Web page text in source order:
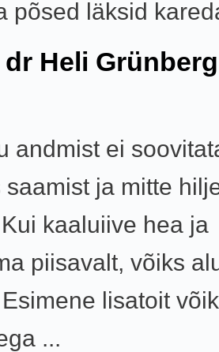
põsed läksid
Heli Grünberg
andmist ei
saamist ja mitte
kaaluiive hea ja
piisavalt, võiks
lisatoit
...